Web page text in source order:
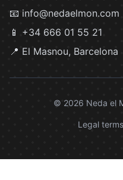
📧 info@nedaelmon.com
📱 +34 666 01 55 21
📍 El Masnou, Barcelona
© 2026 Neda el
Legal terms